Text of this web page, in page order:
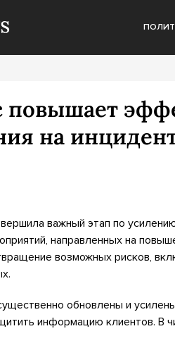
повышает
на
важный этап по
направленных на
возможных рисков,
обновлены и
информацию клиентов. В